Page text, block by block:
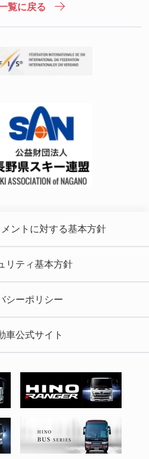
覧に戻る
ントに対する基本方針
リティ基本方針
シーポリシー
車公式サイト